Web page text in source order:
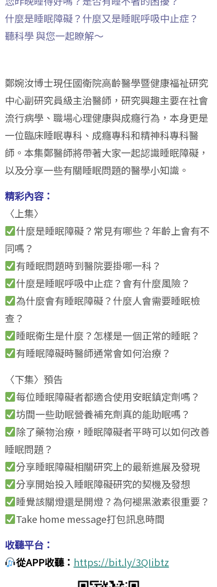
什麼是睡眠障礙？什麼又是睡眠呼吸中止症？
聽科學 與您一起瞭解～
鄭婉汝博士現任國衛院高齡醫學暨健康福祉研究
中心副研究員級主治醫師，研究興趣主要在社會
流行病學、職場心理健康與成癮行為，本身更是
一位臨床睡眠專科、成癮專科和精神科專科醫
師。本集鄭醫師將帶著大家一起認識睡眠障礙，
以及分享一些有關睡眠問題的醫學小知識。
精彩內容：
〈上集〉
什麼是睡眠障礙？常見有哪些？年齡上會有不
同嗎？
有睡眠問題時到醫院要掛哪一科？
什麼是睡眠呼吸中止症？會有什麼風險？
為什麼會有睡眠障礙？什麼人會需要睡眠檢
查？
睡眠衛生是什麼？怎樣是一個正常的睡眠？
有睡眠障礙時醫師通常會如何治療？
〈下集〉預告
每位睡眠障礙者都適合使用安眠鎮定劑嗎？
坊間一些助眠營養補充劑真的能助眠嗎？
除了藥物治療，睡眠障礙者平時可以如何改善
睡眠問題？
分享睡眠障礙相關研究上的最新進展及發現
分享開始投入睡眠障礙研究的契機及發想
睡覺該關燈還是開燈？為何褪黑激素很重要？
Take home message打包訊息時間
收聽平台：
從APP收聽： https://bit.ly/3QIibtz